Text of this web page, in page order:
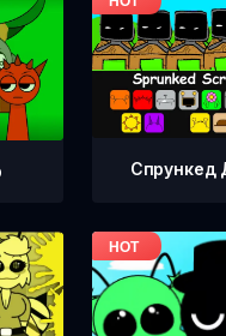
Спрункед